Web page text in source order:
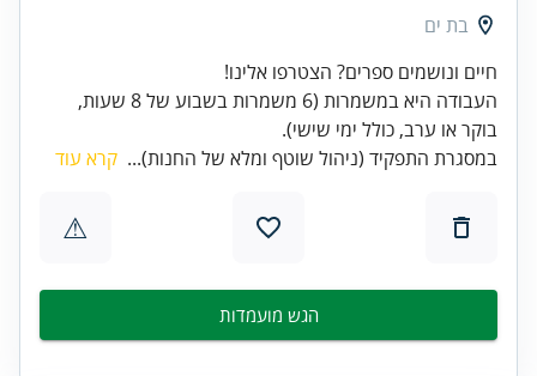
בת ים
העבודה היא במשמרות (6 משמרות בשבוע של 8 שעות,
בוקר או ערב, כולל ימי שישי).
במסגרת התפקיד (ניהול שוטף ומלא של החנות)... קרא עוד
⚠
הגש מועמדות